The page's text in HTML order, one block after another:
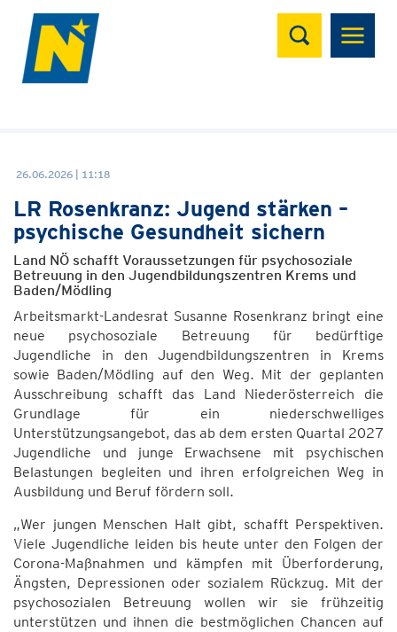
Suchen
26.06.2026 | 11:18
LR Rosenkranz: Jugend stärken –
psychische Gesundheit sichern
Land NÖ schafft Voraussetzungen für psychosoziale
Betreuung in den Jugendbildungszentren Krems und
Baden/Mödling
Arbeitsmarkt-Landesrat Susanne Rosenkranz bringt eine
neue psychosoziale Betreuung für bedürftige
Jugendliche in den Jugendbildungszentren in Krems
sowie Baden/Mödling auf den Weg. Mit der geplanten
Ausschreibung schafft das Land Niederösterreich die
Grundlage für ein niederschwelliges
Unterstützungsangebot, das ab dem ersten Quartal 2027
Jugendliche und junge Erwachsene mit psychischen
Belastungen begleiten und ihren erfolgreichen Weg in
Ausbildung und Beruf fördern soll.
„Wer jungen Menschen Halt gibt, schafft Perspektiven.
Viele Jugendliche leiden bis heute unter den Folgen der
Corona-Maßnahmen und kämpfen mit Überforderung,
Ängsten, Depressionen oder sozialem Rückzug. Mit der
psychosozialen Betreuung wollen wir sie frühzeitig
unterstützen und ihnen die bestmöglichen Chancen auf